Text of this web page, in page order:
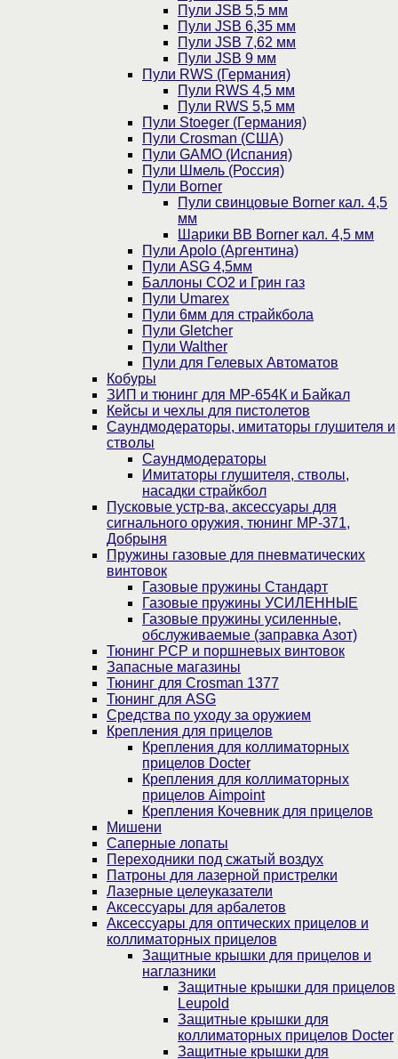
Пули JSB 5,5 мм
Пули JSB 6,35 мм
Пули JSB 7,62 мм
Пули JSB 9 мм
Пули RWS (Германия)
Пули RWS 4,5 мм
Пули RWS 5,5 мм
Пули Stoeger (Германия)
Пули Crosman (США)
Пули GAMO (Испания)
Пули Шмель (Россия)
Пули Borner
Пули свинцовые Borner кал. 4,5
мм
Шарики BB Borner кал. 4,5 мм
Пули Apolo (Аргентина)
Пули ASG 4,5мм
Баллоны CO2 и Грин газ
Пули Umarex
Пули 6мм для страйкбола
Пули Gletcher
Пули Walther
Пули для Гелевых Автоматов
Кобуры
ЗИП и тюнинг для МР-654К и Байкал
Кейсы и чехлы для пистолетов
Саундмодераторы, имитаторы глушителя и
стволы
Саундмодераторы
Имитаторы глушителя, стволы,
насадки страйкбол
Пусковые устр-ва, аксессуары для
сигнального оружия, тюнинг МР-371,
Добрыня
Пружины газовые для пневматических
винтовок
Газовые пружины Стандарт
Газовые пружины УСИЛЕННЫЕ
Газовые пружины усиленные,
обслуживаемые (заправка Азот)
Тюнинг PCP и поршневых винтовок
Запасные магазины
Тюнинг для Crosman 1377
Тюнинг для ASG
Средства по уходу за оружием
Крепления для прицелов
Крепления для коллиматорных
прицелов Docter
Крепления для коллиматорных
прицелов Aimpoint
Крепления Кочевник для прицелов
Мишени
Саперные лопаты
Переходники под сжатый воздух
Патроны для лазерной пристрелки
Лазерные целеуказатели
Аксессуары для арбалетов
Аксессуары для оптических прицелов и
коллиматорных прицелов
Защитные крышки для прицелов и
наглазники
Защитные крышки для прицелов
Leupold
Защитные крышки для
коллиматорных прицелов Docter
Защитные крышки для